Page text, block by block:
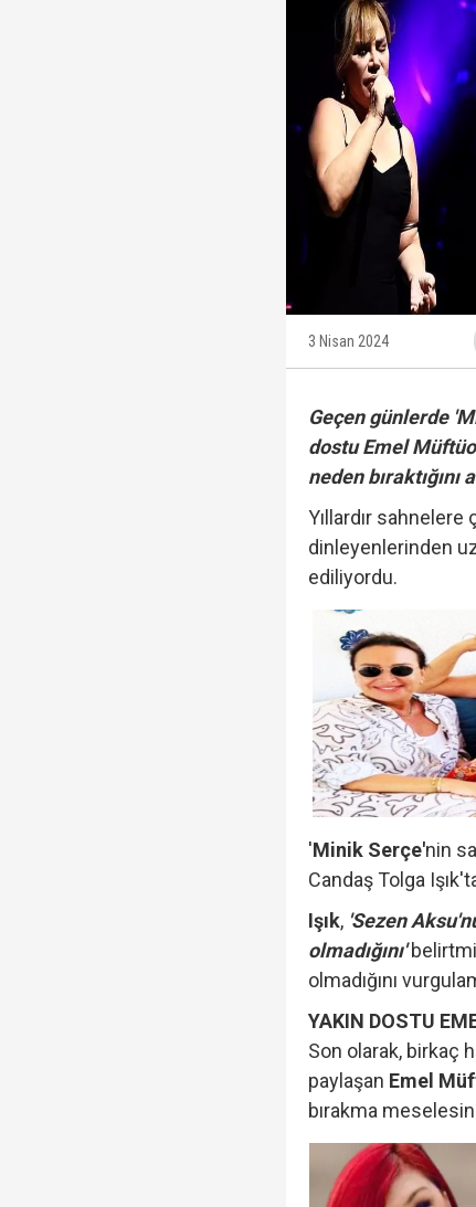
Trabzonspor,
İzmir Büyükşehir
Ünlüler
Veli Ağbaba'nın
3 Nisan 2024
Geçen günlerde
dostu Emel
neden bıraktığını
Yıllardır sahnelere
dinleyenlerinden
ediliyordu.
'Minik Serçe'nin
Candaş Tolga
Işık, 'Sezen
olmadığını'
olmadığını
YAKIN DOSTU
Son olarak, birkaç
paylaşan Emel
bırakma